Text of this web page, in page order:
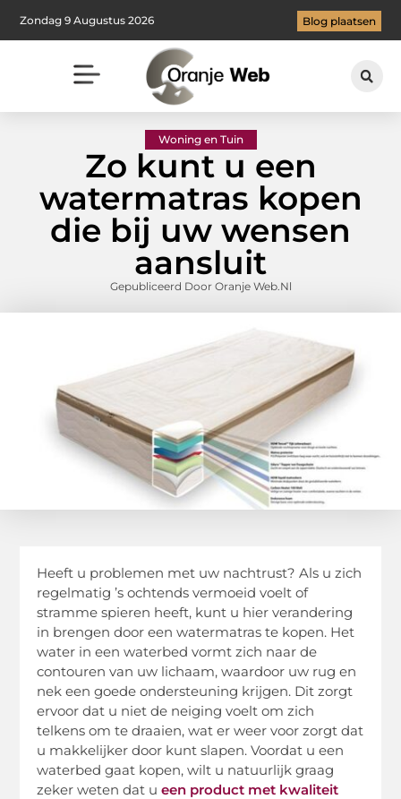
Zondag 9 Augustus 2026 Blog plaatsen
Woning en Tuin
Zo kunt u een
watermatras kopen
die bij uw wensen
aansluit
Gepubliceerd Door Oranje Web.nl
Heeft u problemen met uw nachtrust? Als u zich
regelmatig ’s ochtends vermoeid voelt of
stramme spieren heeft, kunt u hier verandering
in brengen door een watermatras te kopen. Het
water in een waterbed vormt zich naar de
contouren van uw lichaam, waardoor uw rug en
nek een goede ondersteuning krijgen. Dit zorgt
ervoor dat u niet de neiging voelt om zich
telkens om te draaien, wat er weer voor zorgt dat
u makkelijker door kunt slapen. Voordat u een
waterbed gaat kopen, wilt u natuurlijk graag
zeker weten dat ueen product met kwaliteit